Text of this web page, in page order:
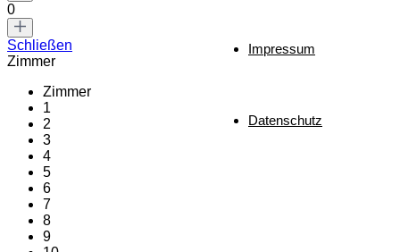
Impressum
Datenschutz
0
Schließen
Zimmer
Zimmer
1
2
3
4
5
6
7
8
9